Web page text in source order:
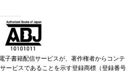
子書籍配信サービスが、著作権者からコンテ
ービスであることを示す登録商標（登録番号